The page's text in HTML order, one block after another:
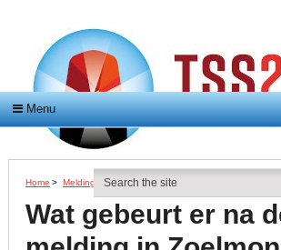
Menu
Home > Meldingen > Wat Gebeurt Er Na De Melding In
Wat gebeurt er na